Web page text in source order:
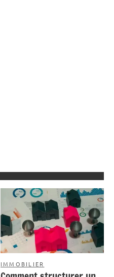
IMMOBILIER